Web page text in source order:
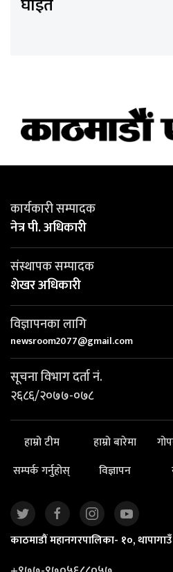
घाइते
कार्यकारी सम्पादक
नेत्र पी. अधिकारी
संस्थापक सम्पादक
शेखर अधिकारी
विज्ञापनका लागि
newsroom2077@gmail.com
सूचना विभाग दर्ता नं.
२६८६/२०७७-०७८
हाम्रो टीम हाम्रो बारेमा
सम्पर्क गर्नुहोस्
विज्ञापन
काठमाडौं महानगरपालिका- १०, थापागाउँ